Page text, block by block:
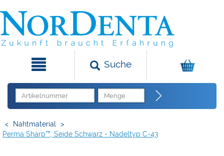
Suche
< Nahtmaterial
>
Perma Sharp™, Seide Schwarz - Nadeltyp C-43